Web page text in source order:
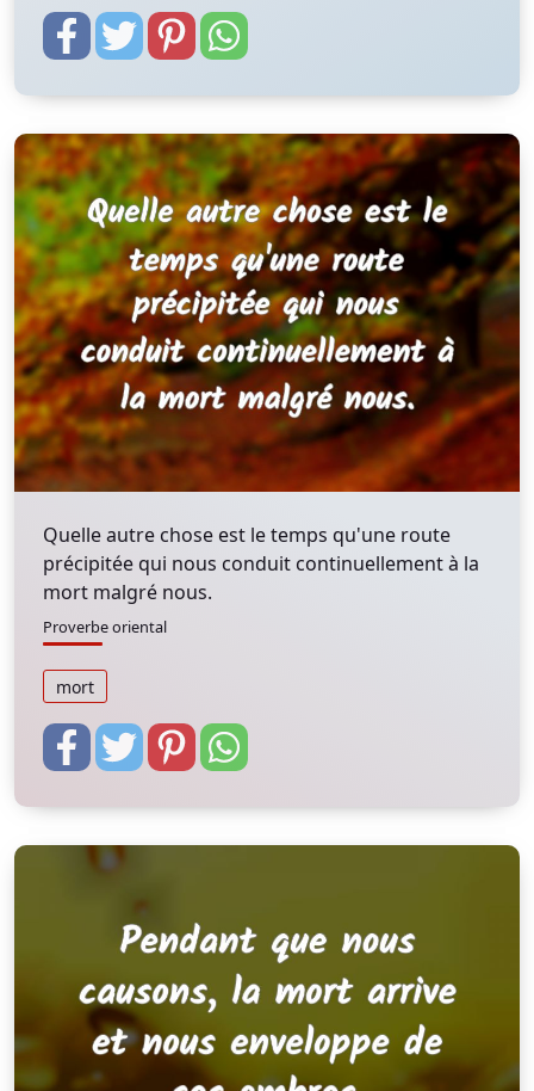
Quelle autre chose est le temps qu'une route
précipitée qui nous conduit continuellement à la
mort malgré nous.
Proverbe oriental
mort